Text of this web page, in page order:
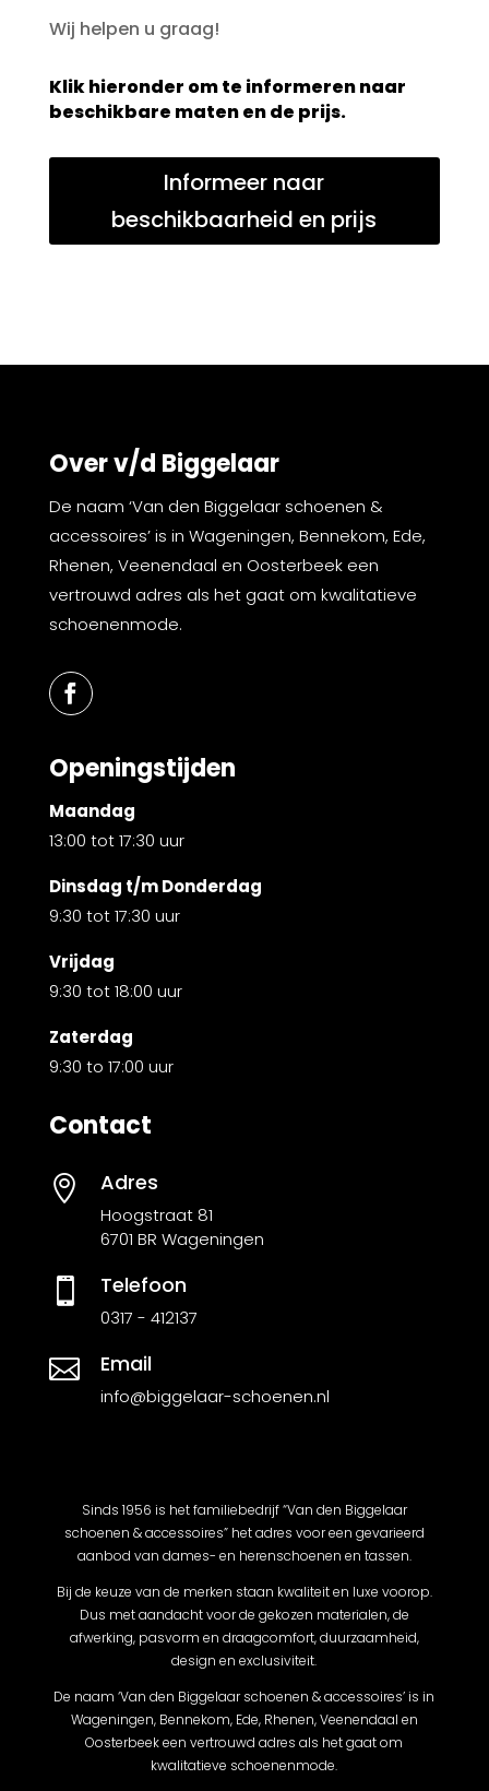
Wij helpen u graag!
Klik hieronder om te informeren naar
beschikbare maten en de prijs.
Informeer naar
beschikbaarheid en prijs
Over v/d Biggelaar
De naam ‘Van den Biggelaar schoenen &
accessoires’ is in Wageningen, Bennekom, Ede,
Rhenen, Veenendaal en Oosterbeek een
vertrouwd adres als het gaat om kwalitatieve
schoenenmode.
Openingstijden
Maandag
13:00 tot 17:30 uur
Dinsdag t/m Donderdag
9:30 tot 17:30 uur
Vrijdag
9:30 tot 18:00 uur
Zaterdag
9:30 to 17:00 uur
Contact
 Adres
Hoogstraat 81
6701 BR Wageningen
 Telefoon
0317 - 412137
 Email
info@biggelaar-schoenen.nl
Sinds 1956 is het familiebedrijf “Van den Biggelaar
schoenen & accessoires” het adres voor een gevarieerd
aanbod van dames- en herenschoenen en tassen.
Bij de keuze van de merken staan kwaliteit en luxe voorop.
Dus met aandacht voor de gekozen materialen, de
afwerking, pasvorm en draagcomfort, duurzaamheid,
design en exclusiviteit.
De naam ‘Van den Biggelaar schoenen & accessoires’ is in
Wageningen, Bennekom, Ede, Rhenen, Veenendaal en
Oosterbeek een vertrouwd adres als het gaat om
kwalitatieve schoenenmode.